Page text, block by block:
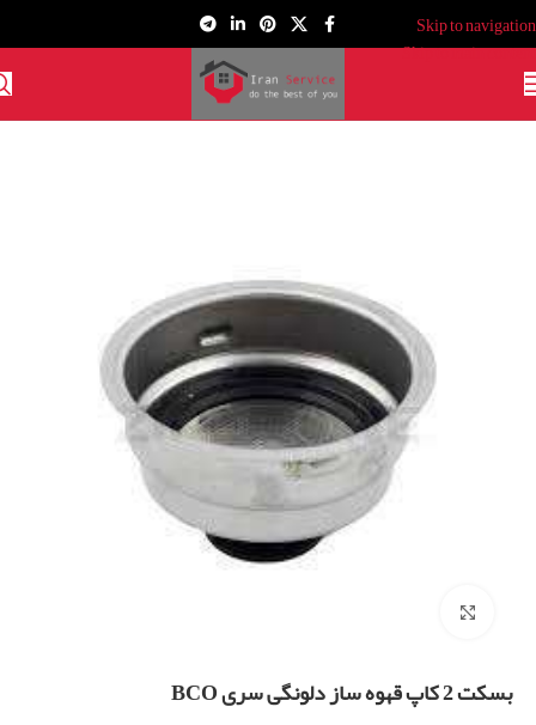
Skip to navigation
Skip to main content
بسکت 2 کاپ قهوه ساز دلونگی سری BCO